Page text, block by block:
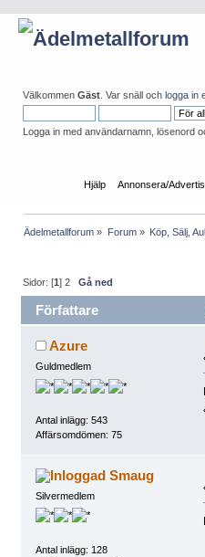
Välkommen Gäst . Var snäll och logga in
Logga in med användarnamn, lösenord
Hjälp Annonsera/
Ädelmetallforum » Forum» Köp, Sälj,
Sidor: [1]2 Gå ned
Författare
Azure
Guldmedlem
Antal inlägg: 543
Affärsomdömen: 75
Smaug
Silvermedlem
Antal inlägg: 128